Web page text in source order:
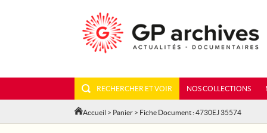
RECHERCHER ET VOIR NOS COLLECTIONS
Accueil > Panier > Fiche Document : 4730EJ 35574